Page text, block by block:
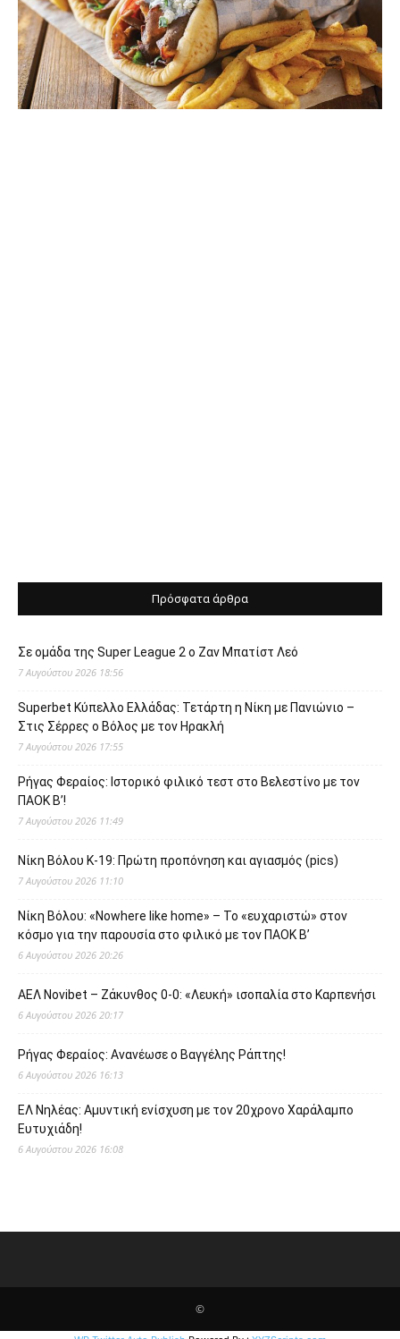
Πρόσφατα άρθρα
Σε ομάδα της Super League 2 o Ζαν Μπατίστ Λεό
7 Αυγούστου 2026 18:56
Superbet Κύπελλο Ελλάδας: Τετάρτη η Νίκη με Πανιώνιο –
Στις Σέρρες ο Βόλος με τον Ηρακλή
7 Αυγούστου 2026 17:55
Ρήγας Φεραίος: Ιστορικό φιλικό τεστ στο Βελεστίνο με τον
ΠΑΟΚ Β’!
7 Αυγούστου 2026 11:49
Νίκη Βόλου Κ-19: Πρώτη προπόνηση και αγιασμός (pics)
7 Αυγούστου 2026 11:10
Νίκη Βόλου: «Nowhere like home» – Το «ευχαριστώ» στον
κόσμο για την παρουσία στο φιλικό με τον ΠΑΟΚ Β’
6 Αυγούστου 2026 20:26
ΑΕΛ Novibet – Ζάκυνθος 0-0: «Λευκή» ισοπαλία στο Καρπενήσι
6 Αυγούστου 2026 20:17
Ρήγας Φεραίος: Ανανέωσε ο Βαγγέλης Ράπτης!
6 Αυγούστου 2026 16:13
ΕΛ Νηλέας: Αμυντική ενίσχυση με τον 20χρονο Χαράλαμπο
Ευτυχιάδη!
6 Αυγούστου 2026 16:08
©